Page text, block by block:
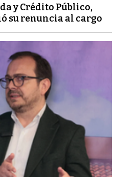
y Crédito Público,
su renuncia al cargo